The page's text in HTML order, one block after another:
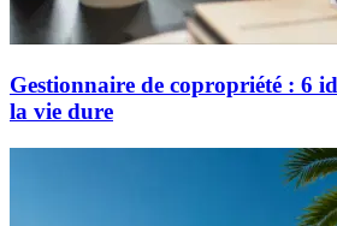
Gestionnaire de copropriété : 6
la vie dure